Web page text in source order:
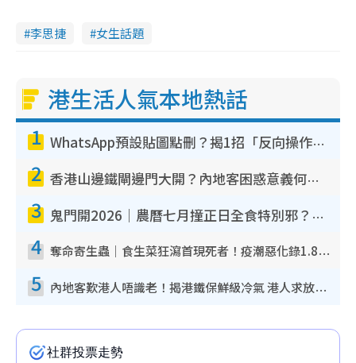
李思捷 女生話題
港生活人氣本地熱話
1 WhatsApp預設貼圖點刪？揭1招「反向操作」還原簡潔介面 附3步實測教學
2 香港山邊鐵閘邊門大開？內地客困惑意義何在！網民神回覆：呢種叫法理性防禦
3 鬼門開2026｜農曆七月撞正日全食特別邪？專家警告切忌做一事！揭4大禁忌+2招保平安
4 奪命寄生蟲｜食生菜狂瀉首現死者！疫潮惡化錄1.8萬宗病例 揭洗菜3大謬誤
5 內地客歎港人唔識老！揭港鐵保鮮級冷氣 港人求放過：咪投訴